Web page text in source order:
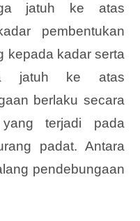
jatuh ke atas
pembentukan
kepada kadar serta
jatuh ke atas
berlaku secara
terjadi pada
padat. Antara
pendebungaan